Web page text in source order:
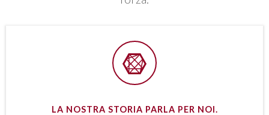
LA NOSTRA STORIA PARLA PER NOI.